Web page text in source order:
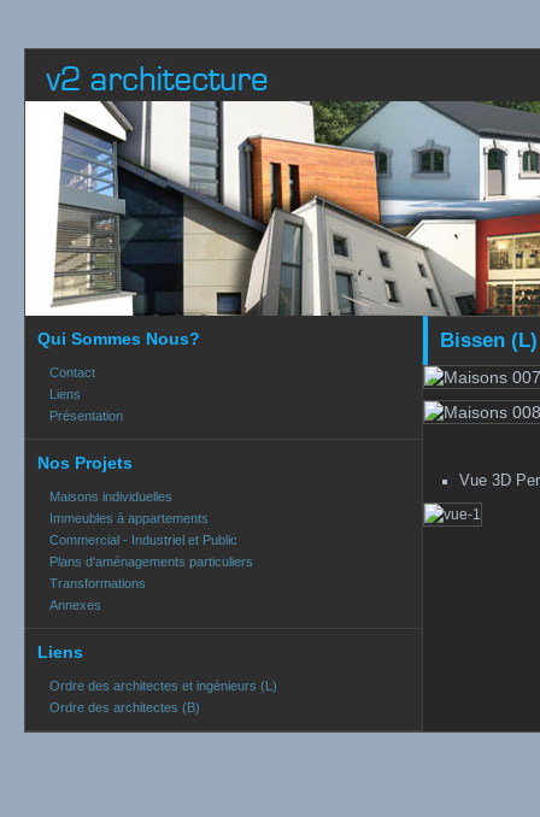
Qui Sommes Nous?
Contact
Liens
Présentation
Nos Projets
Maisons individuelles
Immeubles à appartements
Commercial - Industriel et Public
Plans d'aménagements particuliers
Transformations
Annexes
Liens
Ordre des architectes et ingénieurs (L)
Ordre des architectes (B)
Bissen
Vue 3D